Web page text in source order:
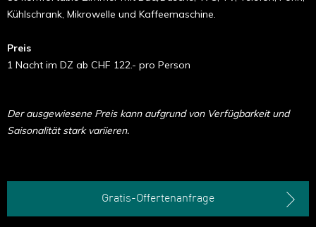
Kühlschrank, Mikrowelle und Kaffeemaschine.
Preis
1 Nacht im DZ ab CHF 122.- pro Person
Der ausgewiesene Preis kann aufgrund von Verfügbarkeit und
Saisonalität stark variieren.
Gratis-Offertenanfrage